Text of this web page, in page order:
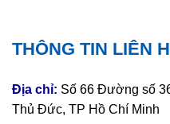
THÔNG TIN LIÊN
Địa chỉ: Số 66 Đường số
Thủ Đức, TP Hồ Chí Minh